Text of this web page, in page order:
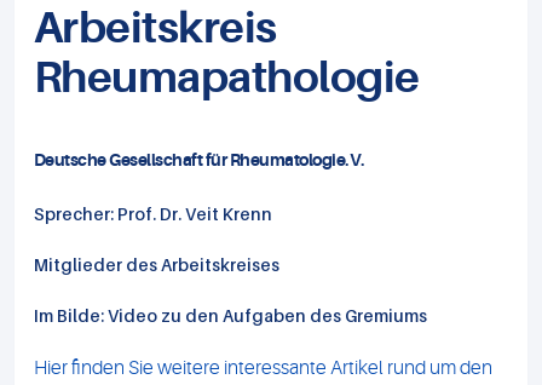
Arbeitskreis
Rheumapathologie
Deutsche Gesellschaft für Rheumatologie.V.
Sprecher: Prof. Dr. Veit Krenn
Mitglieder des Arbeitskreises
Im Bilde: Video zu den Aufgaben des Gremiums
Hier finden Sie weitere interessante Artikel rund um den